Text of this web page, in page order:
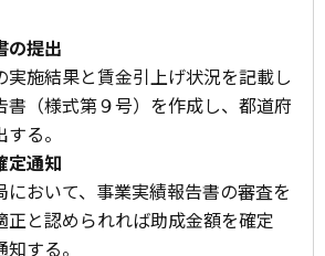
の提出
実施結果と賃金引上げ状況を記載し
書（様式第９号）を作成し、都道府
る。
定通知
において、事業実績報告書の審査を
正と認められれば助成金額を確定
する。